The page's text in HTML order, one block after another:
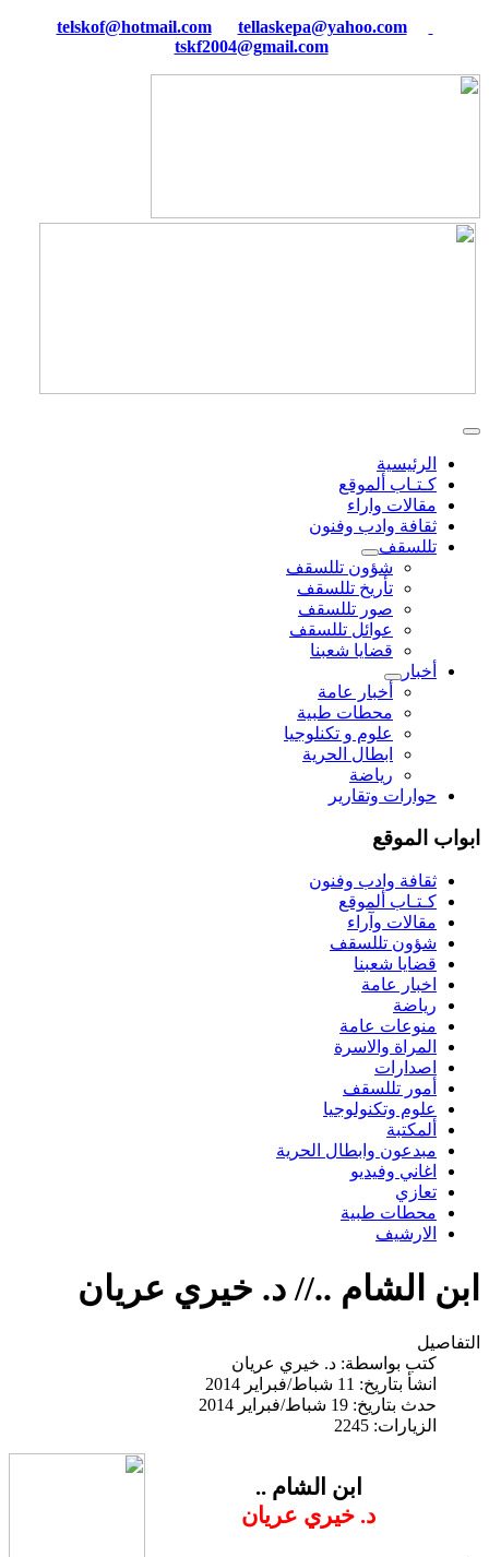
tellaskepa@yahoo.com
tskf2004@gmail.com
الرئيسية
كـتـاب ألموقع
مقالات واراء
ثقافة وادب وفنون
تللسقف
شؤون تللسقف
تأريخ تللسقف
صور تللسقف
عوائل تللسقف
قضايا شعبنا
أخبار
أخبار عامة
محطات طبية
علوم و تکنلوجیا
ابطال الحرية
رياضة
حوارات وتقارير
ابواب الموقع
ثقافة وادب وفنون
كـتـاب ألموقع
مقالات وآراء
شؤون تللسقف
قضايا شعبنا
اخبار عامة
رياضة
منوعات عامة
المراة والاسرة
اصدارات
أمور تللسقف
علوم وتكنولوجيا
ألمكتبة
مبدعون وابطال الحرية
اغاني وفيديو
تعازي
محطات طبية
الارشيف
ابن الشام ..// د. خيري عريان
التفاصيل
كتب بواسطة: د. خيري عريان
انشأ بتاريخ: 11 شباط/فبراير 2014
حدث بتاريخ: 19 شباط/فبراير 2014
الزيارات: 2245
ابن الشام ..
د. خيري عريان